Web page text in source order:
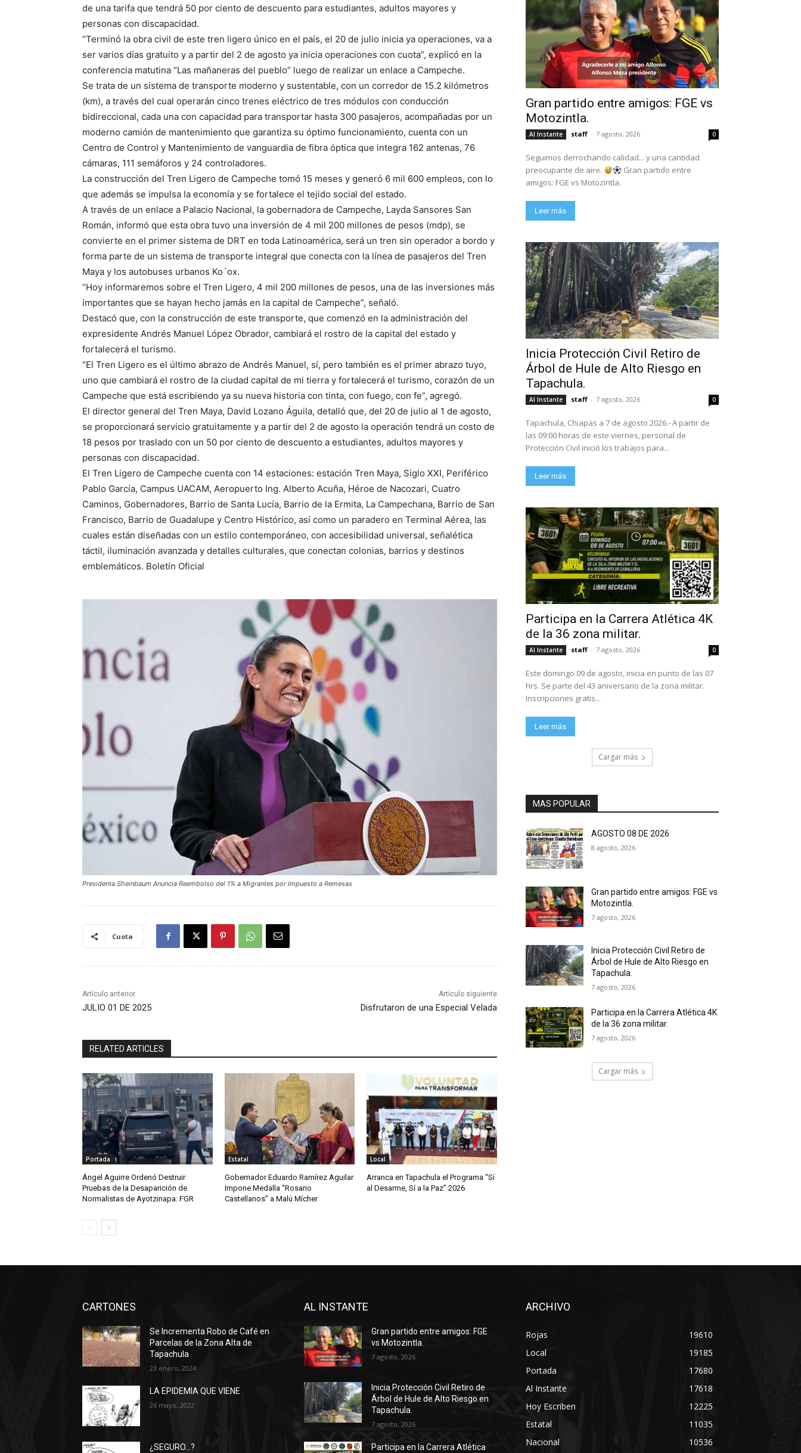
de una tarifa que tendrá 50 por ciento de descuento para estudiantes, adultos mayores y
personas con discapacidad.
“Terminó la obra civil de este tren ligero único en el país, el 20 de julio inicia ya operaciones, va a
ser varios días gratuito y a partir del 2 de agosto ya inicia operaciones con cuota”, explicó en la
conferencia matutina “Las mañaneras del pueblo” luego de realizar un enlace a Campeche.
Se trata de un sistema de transporte moderno y sustentable, con un corredor de 15.2 kilómetros
(km), a través del cual operarán cinco trenes eléctrico de tres módulos con conducción
bidireccional, cada una con capacidad para transportar hasta 300 pasajeros, acompañadas por un
moderno camión de mantenimiento que garantiza su óptimo funcionamiento, cuenta con un
Centro de Control y Mantenimiento de vanguardia de fibra óptica que integra 162 antenas, 76
cámaras, 111 semáforos y 24 controladores.
La construcción del Tren Ligero de Campeche tomó 15 meses y generó 6 mil 600 empleos, con lo
que además se impulsa la economía y se fortalece el tejido social del estado.
A través de un enlace a Palacio Nacional, la gobernadora de Campeche, Layda Sansores San
Román, informó que esta obra tuvo una inversión de 4 mil 200 millones de pesos (mdp), se
convierte en el primer sistema de DRT en toda Latinoamérica, será un tren sin operador a bordo y
forma parte de un sistema de transporte integral que conecta con la línea de pasajeros del Tren
Maya y los autobuses urbanos Ko´ox.
“Hoy informaremos sobre el Tren Ligero, 4 mil 200 millones de pesos, una de las inversiones más
importantes que se hayan hecho jamás en la capital de Campeche”, señaló.
Destacó que, con la construcción de este transporte, que comenzó en la administración del
expresidente Andrés Manuel López Obrador, cambiará el rostro de la capital del estado y
fortalecerá el turismo.
“El Tren Ligero es el último abrazo de Andrés Manuel, sí, pero también es el primer abrazo tuyo,
uno que cambiará el rostro de la ciudad capital de mi tierra y fortalecerá el turismo, corazón de un
Campeche que está escribiendo ya su nueva historia con tinta, con fuego, con fe”, agregó.
El director general del Tren Maya, David Lozano Águila, detalló que, del 20 de julio al 1 de agosto,
se proporcionará servicio gratuitamente y a partir del 2 de agosto la operación tendrá un costo de
18 pesos por traslado con un 50 por ciento de descuento a estudiantes, adultos mayores y
personas con discapacidad.
El Tren Ligero de Campeche cuenta con 14 estaciones: estación Tren Maya, Siglo XXI, Periférico
Pablo García, Campus UACAM, Aeropuerto Ing. Alberto Acuña, Héroe de Nacozari, Cuatro
Caminos, Gobernadores, Barrio de Santa Lucía, Barrio de la Ermita, La Campechana, Barrio de San
Francisco, Barrio de Guadalupe y Centro Histórico, así como un paradero en Terminal Aérea, las
cuales están diseñadas con un estilo contemporáneo, con accesibilidad universal, señalética
táctil, iluminación avanzada y detalles culturales, que conectan colonias, barrios y destinos
emblemáticos. Boletín Oficial
Presidenta Sheinbaum Anuncia Reembolso del 1% a Migrantes por Impuesto a Remesas
Cuota
Artículo anterior
JULIO 01 DE 2025
Artículo siguiente
Disfrutaron de una Especial Velada
RELATED ARTICLES
Portada
Ángel Aguirre Ordenó Destruir
Pruebas de la Desaparición de
Normalistas de Ayotzinapa: FGR
Estatal
Gobernador Eduardo Ramírez Aguilar
Impone Medalla “Rosario
Castellanos” a Malú Mícher
Local
Arranca en Tapachula el Programa “Sí
al Desarme, Sí a la Paz” 2026
Gran partido entre amigos: FGE vs
Motozintla.
Al Instante staff - 7 agosto, 2026 0
Seguimos derrochando calidad... y una cantidad
preocupante de aire.
Gran partido entre
amigos: FGE vs Motozintla.
Leer más
Inicia Protección Civil Retiro de
Árbol de Hule de Alto Riesgo en
Tapachula.
Al Instante staff - 7 agosto, 2026 0
Tapachula, Chiapas a 7 de agosto 2026.- A partir de
las 09:00 horas de este viernes, personal de
Protección Civil inició los trabajos para...
Leer más
Participa en la Carrera Atlética 4K
de la 36 zona militar.
Al Instante staff - 7 agosto, 2026 0
Este domingo 09 de agosto, inicia en punto de las 07
hrs. Se parte del 43 aniversario de la zona militar.
Inscripciones gratis...
Leer más
Cargar más
MAS POPULAR
AGOSTO 08 DE 2026
8 agosto, 2026
Gran partido entre amigos: FGE vs
Motozintla.
7 agosto, 2026
Inicia Protección Civil Retiro de
Árbol de Hule de Alto Riesgo en
Tapachula.
7 agosto, 2026
Participa en la Carrera Atlética 4K
de la 36 zona militar.
7 agosto, 2026
Cargar más
CARTONES
Se Incrementa Robo de Café en
Parcelas de la Zona Alta de
Tapachula
23 enero, 2024
LA EPIDEMIA QUE VIENE
26 mayo, 2022
¿SEGURO…?
AL INSTANTE
Gran partido entre amigos: FGE
vs Motozintla.
7 agosto, 2026
Inicia Protección Civil Retiro de
Árbol de Hule de Alto Riesgo en
Tapachula.
7 agosto, 2026
Participa en la Carrera Atlética
ARCHIVO
Rojas
19610
Local
19185
Portada
17680
Al Instante
17618
Hoy Escriben
12225
Estatal
11035
Nacional
10536